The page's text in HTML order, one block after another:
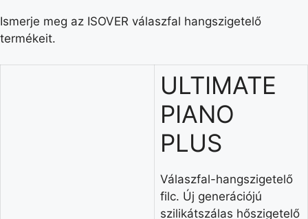
Ismerje meg az ISOVER válaszfal hangszigetelő
termékeit.
ULTIMATE
PIANO
PLUS
​Válaszfal-hangszigetelő
filc. Új generációjú
szilikátszálas hőszigetelő